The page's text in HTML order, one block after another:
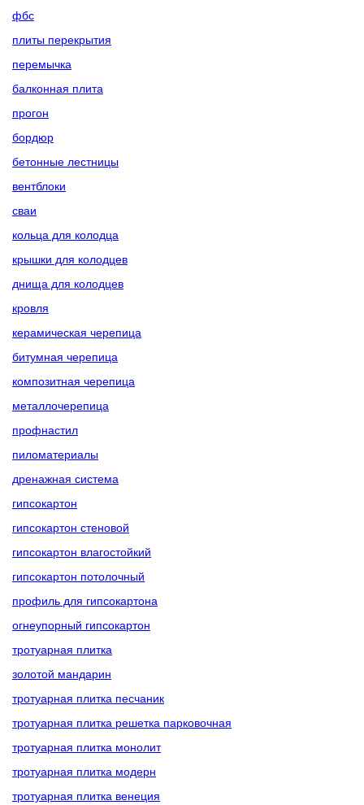
фбс
плиты перекрытия
перемычка
балконная плита
прогон
бордюр
бетонные лестницы
вентблоки
сваи
кольца для колодца
крышки для колодцев
днища для колодцев
кровля
керамическая черепица
битумная черепица
композитная черепица
металлочерепица
профнастил
пиломатериалы
дренажная система
гипсокартон
гипсокартон стеновой
гипсокартон влагостойкий
гипсокартон потолочный
профиль для гипсокартона
огнеупорный гипсокартон
тротуарная плитка
золотой мандарин
тротуарная плитка песчаник
тротуарная плитка решетка парковочная
тротуарная плитка монолит
тротуарная плитка модерн
тротуарная плитка венеция